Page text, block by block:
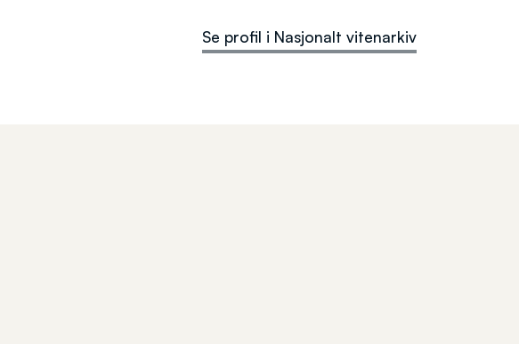
Se profil i Nasjonalt vitenarkiv